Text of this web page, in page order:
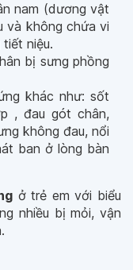
nam (dương vật
và không chứa vi
niệu.
bị sưng phồng
khác như: sốt
, đau gót chân,
không đau, nổi
ban ở lòng bàn
ở trẻ em với biểu
nhiều bị mỏi, vận